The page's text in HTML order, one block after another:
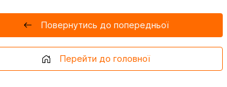
Повернутись до попередньої
Перейти до головної